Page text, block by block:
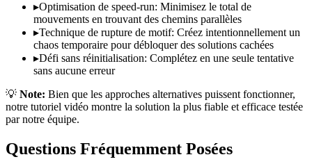
▸Optimisation de speed-run: Minimisez le total de
mouvements en trouvant des chemins parallèles
▸Technique de rupture de motif: Créez intentionnellement un
chaos temporaire pour débloquer des solutions cachées
▸Défi sans réinitialisation: Complétez en une seule tentative
sans aucune erreur
💡 Note: Bien que les approches alternatives puissent fonctionner,
notre tutoriel vidéo montre la solution la plus fiable et efficace testée
par notre équipe.
Questions Fréquemment Posées